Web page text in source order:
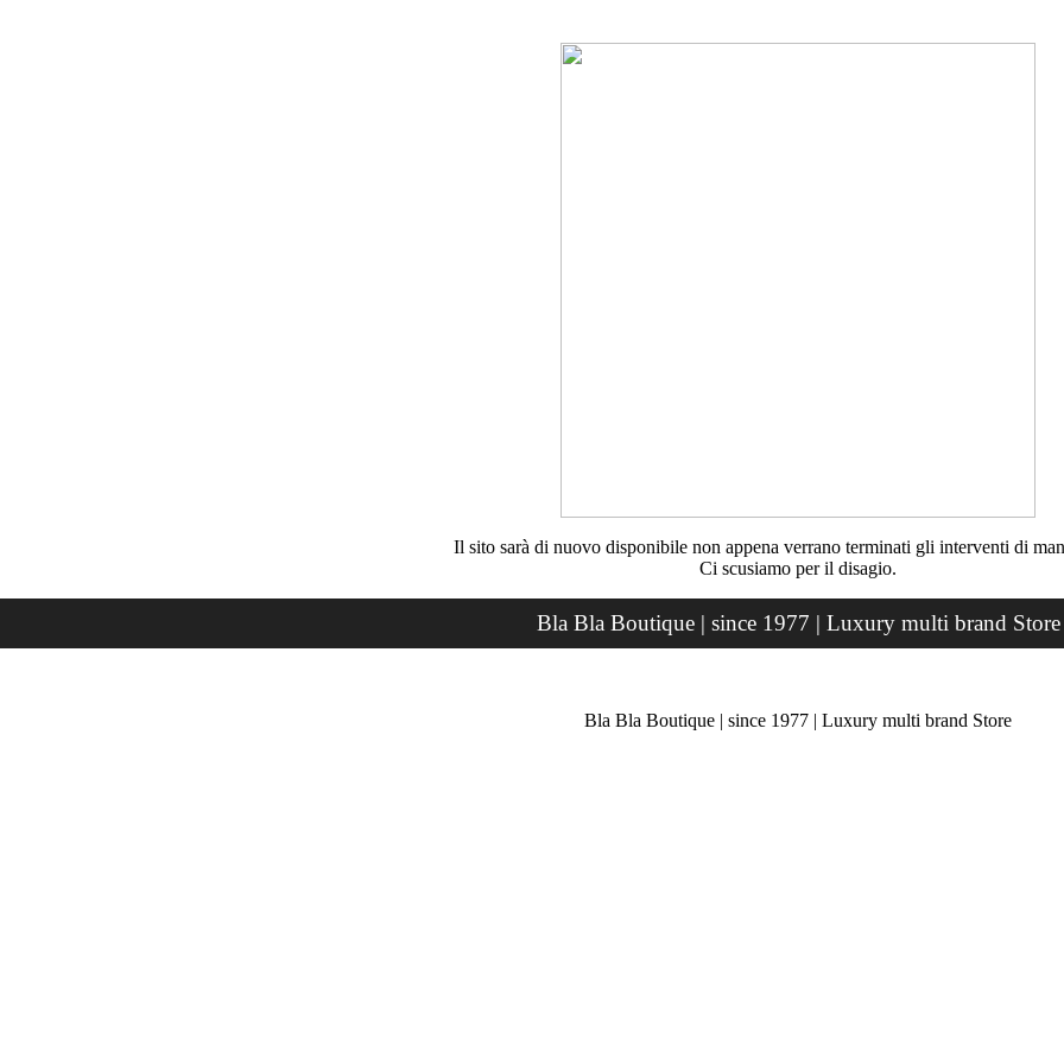
Il sito sarà di nuovo disponibile non appena verrano terminati gli interventi di
Ci scusiamo per il disagio.
Bla Bla Boutique | since 1977 | Luxury multi brand Store
Bla Bla Boutique | since 1977 | Luxury multi brand Store